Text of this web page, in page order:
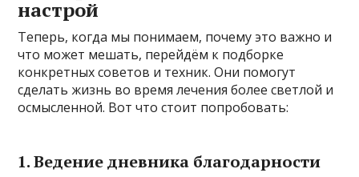
настрой
Теперь, когда мы понимаем, почему это важно и
что может мешать, перейдём к подборке
конкретных советов и техник. Они помогут
сделать жизнь во время лечения более светлой и
осмысленной. Вот что стоит попробовать:
1. Ведение дневника благодарности